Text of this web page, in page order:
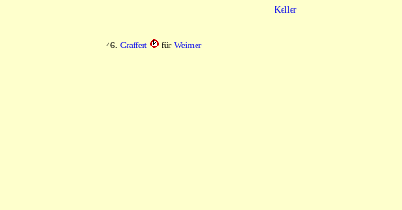
Keller
46. Graffert fürWeimer